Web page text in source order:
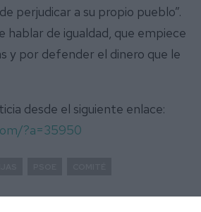
perjudicar a su propio pueblo”.
hablar de igualdad, que empiece
y por defender el dinero que le
desde el siguiente enlace:
?a=35950